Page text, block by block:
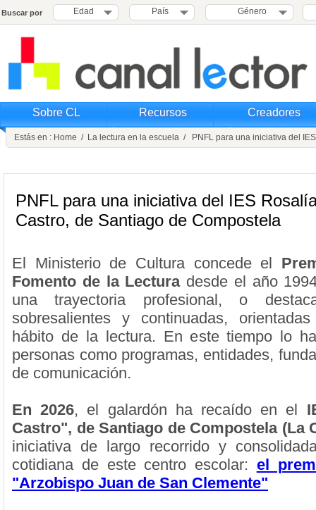
Buscar por Edad País Género
Sobre CL Recursos Creadores
Estás en : Home / La lectura en la escuela / PNFL para una iniciativa del
PNFL para una iniciativa del IES
Castro, de Santiago de Compostela
El Ministerio de Cultura concede el
Fomento de la Lecturadesde el año
una trayectoria profesional, o
sobresalientes y continuadas,
hábito de la lectura. En este tiempo lo
personas como programas, entidades,
de comunicación.
En 2026, el galardón ha recaído en el
Castro", de Santiago de Compostela (La
iniciativa de largo recorrido y
cotidiana de este centro escolar: el
"Arzobispo Juan de San Clemente"